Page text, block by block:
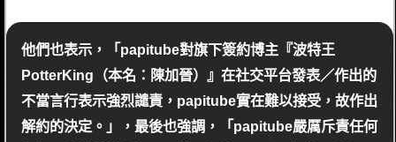
他們也表示，「papitube對旗下簽約博主『波特王
PotterKing（本名：陳加晉）』在社交平台發表／作出的
不當言行表示強烈譴責，papitube實在難以接受，故作出
解約的決定。」，最後也強調，「papitube嚴厲斥責任何